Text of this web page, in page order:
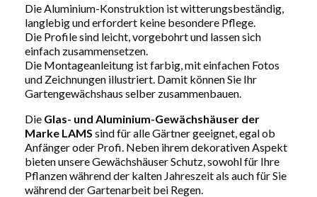
Die Aluminium-Konstruktion ist witterungsbeständig,
langlebig und erfordert keine besondere Pflege.
Die Profile sind leicht, vorgebohrt und lassen sich
einfach zusammensetzen.
Die Montageanleitung ist farbig, mit einfachen Fotos
und Zeichnungen illustriert. Damit können Sie Ihr
Gartengewächshaus selber zusammenbauen.
Die Glas- und Aluminium-Gewächshäuser der
Marke LAMS sind für alle Gärtner geeignet, egal ob
Anfänger oder Profi. Neben ihrem dekorativen Aspekt
bieten unsere Gewächshäuser Schutz, sowohl für Ihre
Pflanzen während der kalten Jahreszeit als auch für Sie
während der Gartenarbeit bei Regen.